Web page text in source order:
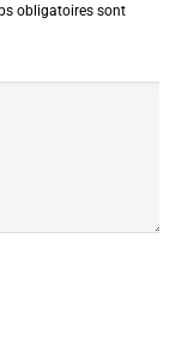
obligatoires sont